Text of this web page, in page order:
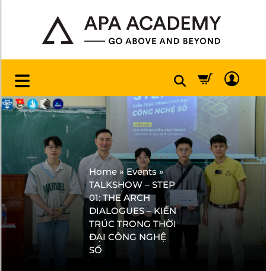
Home»Events»
TALKSHOW – STEP
01: THE ARCH
DIALOGUES – KIẾN
TRÚC TRONG THỜI
ĐẠI CÔNG NGHỆ
SỐ